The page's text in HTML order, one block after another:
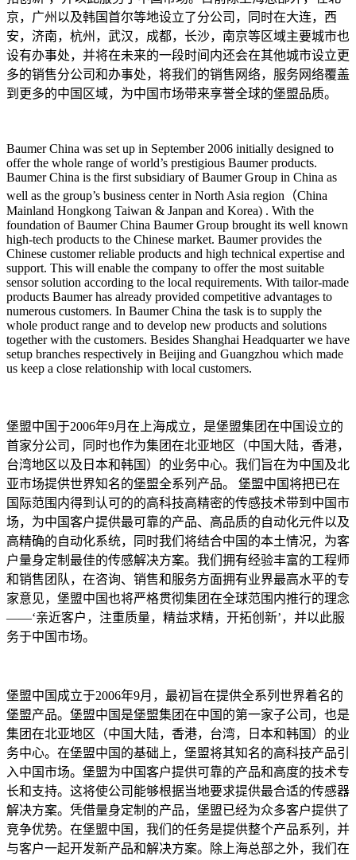
京，广州以及韩国首尔等地设立了分公司，同时在大连，西
安，济南，杭州，武汉，成都，长沙，南京等区域主要城市也
设有办事处，并将在未来的一段时间内还会在其他城市设立更
多的销售分公司和办事处，将我们的销售网络，服务网络覆盖
到更多的中国区域，为中国市场带来享誉全球的堡盟品质。
Baumer China was set up in September 2006 initially designed to
offer the whole range of world’s prestigious Baumer products.
Baumer China is the first subsidiary of Baumer Group in China as
well as the group’s business center in North Asia region（China
Mainland Hongkong Taiwan & Janpan and Korea) . With the
foundation of Baumer China Baumer Group brought its well known
high-tech products to the Chinese market. Baumer provides the
Chinese customer reliable products and high technical expertise and
support. This will enable the company to offer the most suitable
sensor solution according to the local requirements. With tailor-made
products Baumer has already provided competitive advantages to
numerous customers. In Baumer China the task is to supply the
whole product range and to develop new products and solutions
together with the customers. Besides Shanghai Headquarter we have
setup branches respectively in Beijing and Guangzhou which made
us keep a close relationship with local customers.
堡盟中国于2006年9月在上海成立，是堡盟集团在中国设立的
首家分公司，同时也作为集团在北亚地区（中国大陆，香港，
台湾地区以及日本和韩国）的业务中心。我们旨在为中国及北
亚市场提供世界知名的堡盟全系列产品。 堡盟中国将把已在
国际范围内得到认可的的高科技高精密的传感技术带到中国市
场，为中国客户提供最可靠的产品、高品质的自动化元件以及
高精确的自动化系统，同时我们将结合中国的本土情况，为客
户量身定制最佳的传感解决方案。我们拥有经验丰富的工程师
和销售团队，在咨询、销售和服务方面拥有业界最高水平的专
家意见，堡盟中国也将严格贯彻集团在全球范围内推行的理念
——‘亲近客户，注重质量，精益求精，开拓创新’，并以此服
务于中国市场。
堡盟中国成立于2006年9月，最初旨在提供全系列世界着名的
堡盟产品。堡盟中国是堡盟集团在中国的第一家子公司，也是
集团在北亚地区（中国大陆，香港，台湾，日本和韩国）的业
务中心。在堡盟中国的基础上，堡盟将其知名的高科技产品引
入中国市场。堡盟为中国客户提供可靠的产品和高度的技术专
长和支持。这将使公司能够根据当地要求提供最合适的传感器
解决方案。凭借量身定制的产品，堡盟已经为众多客户提供了
竞争优势。在堡盟中国，我们的任务是提供整个产品系列，并
与客户一起开发新产品和解决方案。除上海总部之外，我们在